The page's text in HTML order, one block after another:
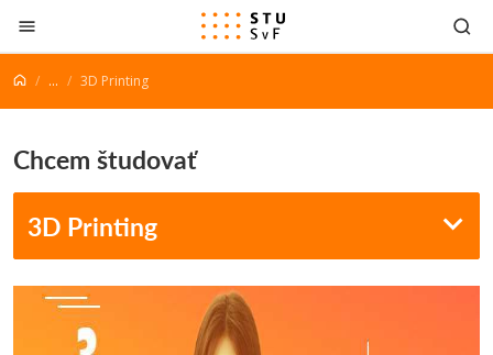
Prejsť na obsah
... 3D Printing
Chcem študovať
3D Printing